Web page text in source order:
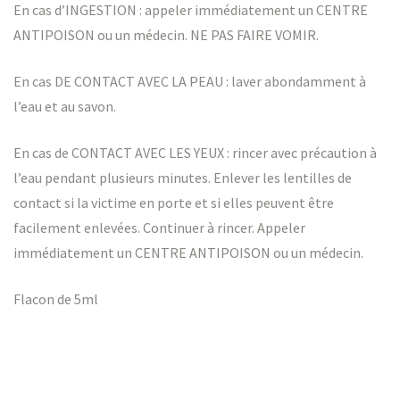
En cas d’INGESTION : appeler immédiatement un CENTRE
ANTIPOISON ou un médecin. NE PAS FAIRE VOMIR.
En cas DE CONTACT AVEC LA PEAU : laver abondamment à
l’eau et au savon.
En cas de CONTACT AVEC LES YEUX : rincer avec précaution à
l’eau pendant plusieurs minutes. Enlever les lentilles de
contact si la victime en porte et si elles peuvent être
facilement enlevées. Continuer à rincer. Appeler
immédiatement un CENTRE ANTIPOISON ou un médecin.
Flacon de 5ml